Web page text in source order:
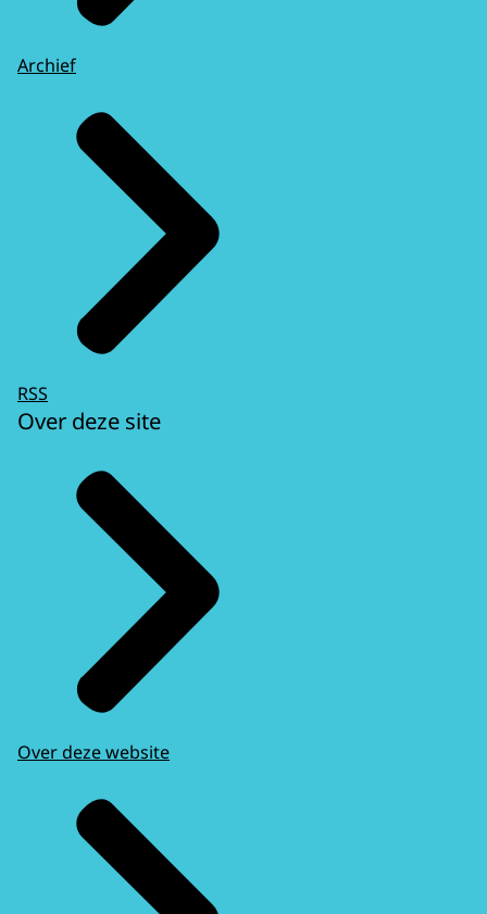
Archief
RSS
Over deze site
Over deze website